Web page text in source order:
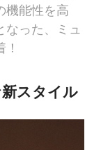
機能性を高
なった、ミュ
スタイル